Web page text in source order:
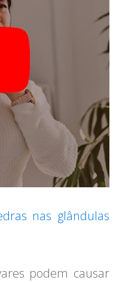
nas glândulas
podem causar